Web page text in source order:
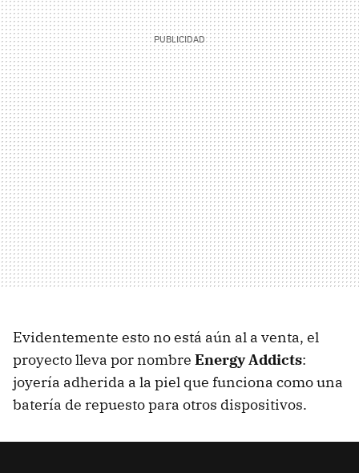
Evidentemente esto no está aún al a venta, el
proyecto lleva por nombre Energy Addicts:
joyería adherida a la piel que funciona como una
batería de repuesto para otros dispositivos.